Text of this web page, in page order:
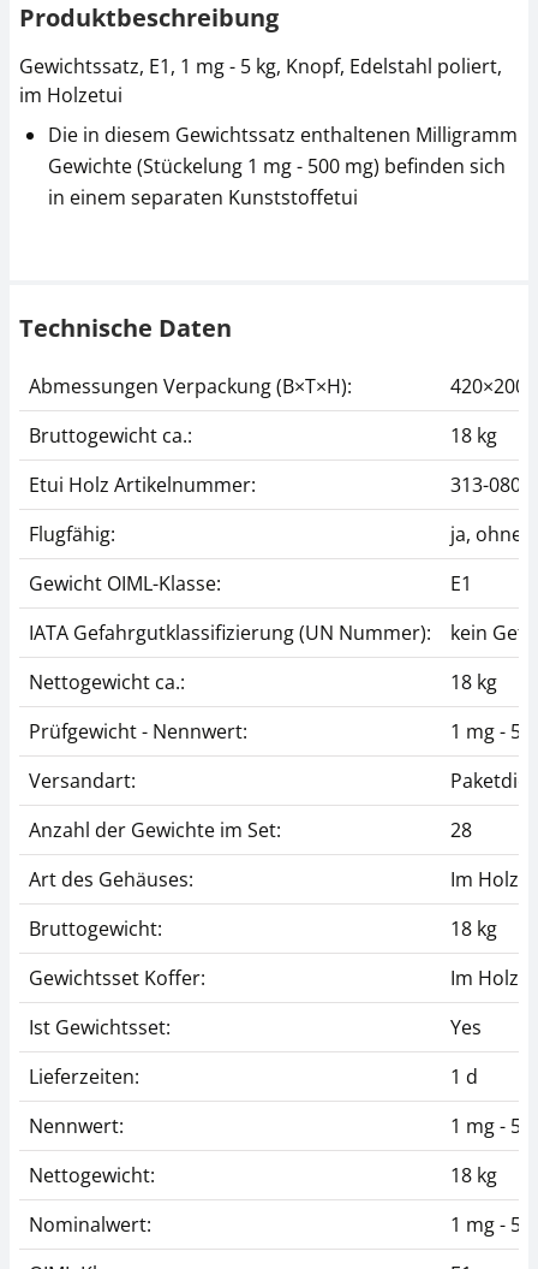
Produktbeschreibung
Gewichtssatz, E1, 1 mg - 5 kg, Knopf, Edelstahl poliert,
im Holzetui
Die in diesem Gewichtssatz enthaltenen Milligramm
Gewichte (Stückelung 1 mg - 500 mg) befinden sich
in einem separaten Kunststoffetui
Technische Daten
Abmessungen Verpackung (B×T×H):
Bruttogewicht ca.:
18 kg
Etui Holz Artikelnummer:
313-080-
Flugfähig:
ja, ohne
Gewicht OIML-Klasse:
E1
IATA Gefahrgutklassifizierung (UN Nummer):
kein
Nettogewicht ca.:
18 kg
Prüfgewicht - Nennwert:
1 mg - 5
Versandart:
Anzahl der Gewichte im Set:
28
Art des Gehäuses:
Im
Bruttogewicht:
18 kg
Gewichtsset Koffer:
Im
Ist Gewichtsset:
Yes
Lieferzeiten:
1 d
Nennwert:
1 mg - 5
Nettogewicht:
18 kg
Nominalwert:
1 mg - 5